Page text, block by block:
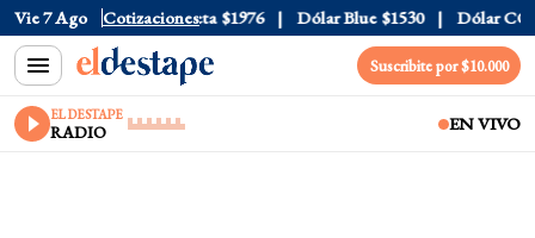
Vie 7 Ago Cotizaciones
$1520 Dólar Tarjeta $1976 Dólar Blue $1530 Dólar CCL
Suscribite por $10.000
EL DESTAPE
RADIO EN VIVO